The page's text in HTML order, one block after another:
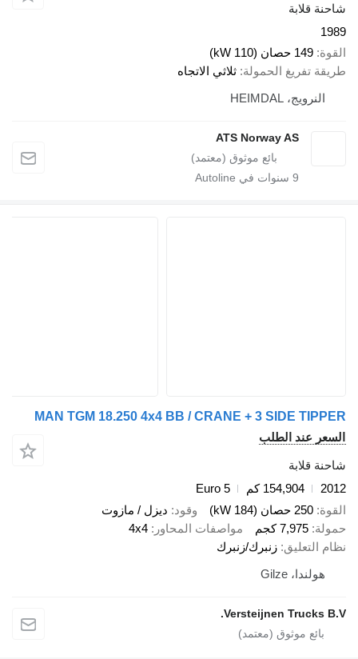
قلابة
149 حصان (110 kW)
تفريغ الحمولة ثلاثي الاتجاه
النرويج، HEIMDAL
ATS Norway AS
سنوات في Autoline
MAN TGM 18.250 4x4 BB / CRANE + 3 SIDE
عند الطلب
قلابة
154,904 كم
Euro 5
250 حصان (184 kW) وقود
ديزل / مازوت
7,975 كجم مواصفات المحاور 4x4
التعليق زنبرك/زنبرك
هولندا، Gilze
Versteijnen Trucks